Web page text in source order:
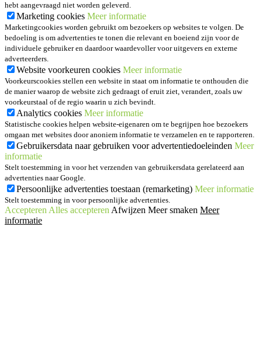
hebt aangevraagd niet worden geleverd.
Marketing cookies Meer informatie
Marketingcookies worden gebruikt om bezoekers op websites te volgen. De
bedoeling is om advertenties te tonen die relevant en boeiend zijn voor de
individuele gebruiker en daardoor waardevoller voor uitgevers en externe
adverteerders.
Website voorkeuren cookies Meer informatie
Voorkeurscookies stellen een website in staat om informatie te onthouden die
de manier waarop de website zich gedraagt of eruit ziet, verandert, zoals uw
voorkeurstaal of de regio waarin u zich bevindt.
Analytics cookies Meer informatie
Statistische cookies helpen website-eigenaren om te begrijpen hoe bezoekers
omgaan met websites door anoniem informatie te verzamelen en te rapporteren.
Gebruikersdata naar gebruiken voor advertentiedoeleinden Meer
informatie
Stelt toestemming in voor het verzenden van gebruikersdata gerelateerd aan
advertenties naar Google.
Persoonlijke advertenties toestaan (remarketing) Meer informatie
Stelt toestemming in voor persoonlijke advertenties.
Accepteren Alles accepteren Afwijzen Meer smaken Meer
informatie